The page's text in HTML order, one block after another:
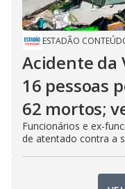
ESTADÃO
Acidente da
16 pessoas
62 mortos;
Funcionários e ex-
de atentado contra a